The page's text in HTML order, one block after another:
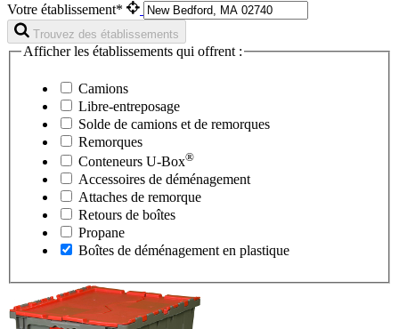
Votre établissement*
Trouvez des établissements
Afficher les établissements qui offrent :
Camions
Libre-entreposage
Solde de camions et de remorques
Remorques
Conteneurs U-Box®
Accessoires de déménagement
Attaches de remorque
Retours de boîtes
Propane
Boîtes de déménagement en plastique